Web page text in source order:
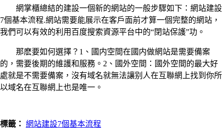
網掌櫃總結的建設一個新的網站的一般步驟如下：網站建設
7個基本流程.網站需要能展示在客戶面前才算一個完整的網站，
我們可以有效的利用百度搜索資源平台中的“閉站保護”功。
那麽要如何選擇？1、國内空間在國内做網站是需要備案
的，需要後期的維護和服務。2、國外空間：國外空間的最大好
處就是不需要備案，沒有域名就無法讓别人在互聯網上找到你所
以域名在互聯網上也是唯一。
標籤： 網站建設7個基本流程